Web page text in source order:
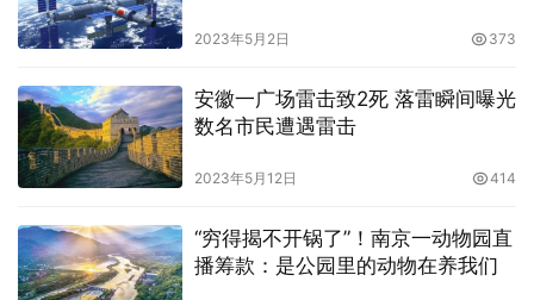
2023年5月2日 373
安徽一广场雷击致2死 落雷瞬间曝光
数名市民遭遇雷击
2023年5月12日 414
“穷得揭不开锅了”！南京一动物园直
播筹款：是公园里的动物在养我们